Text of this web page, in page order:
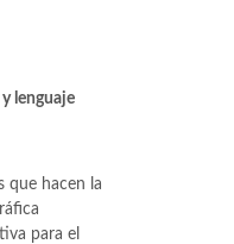
lenguaje
que hacen la
para el